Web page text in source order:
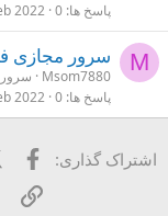
پاسخ ها 0
2022
M سرور مجازی
Msom7880
پاسخ ها 0
2022
اشتراک گذاری:
لینک